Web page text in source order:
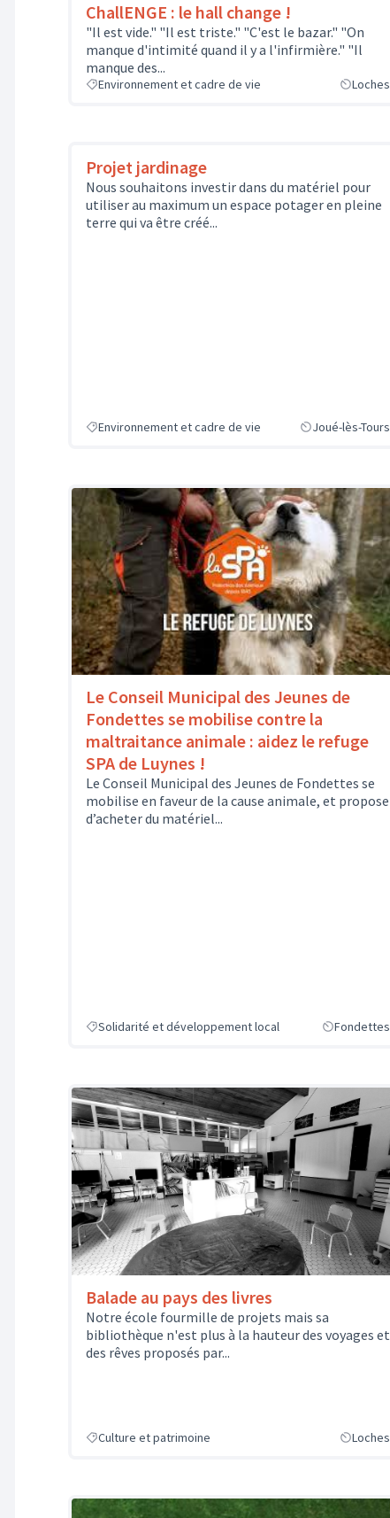
ChallENGE : le hall change !
"Il est vide." "Il est triste." "C'est le bazar." "On
manque d'intimité quand il y a l'infirmière." "Il
manque des...
Environnement et cadre de vie Loches
Projet jardinage
Nous souhaitons investir dans du matériel pour
utiliser au maximum un espace potager en pleine
terre qui va être créé...
Environnement et cadre de vie Joué-lès-Tours
Le Conseil Municipal des Jeunes de
Fondettes se mobilise contre la
maltraitance animale : aidez le refuge
SPA de Luynes !
Le Conseil Municipal des Jeunes de Fondettes se
mobilise en faveur de la cause animale, et propose
d’acheter du matériel...
Solidarité et développement local Fondettes
Balade au pays des livres
Notre école fourmille de projets mais sa
bibliothèque n'est plus à la hauteur des voyages et
des rêves proposés par...
Culture et patrimoine Loches